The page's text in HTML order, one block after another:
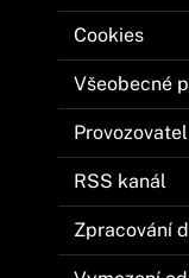
Cookies
Všeobecné
RSS kanál
Zpracování